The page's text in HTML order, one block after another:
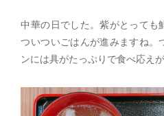
中華の日でした。紫がとっても
ついついごはんが進みますね。
ンには具がたっぷりで食べ応え